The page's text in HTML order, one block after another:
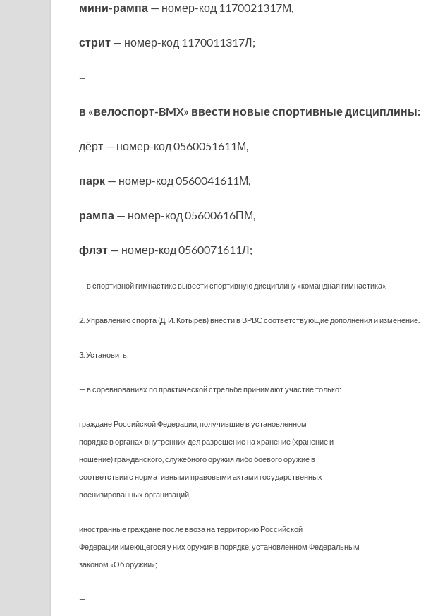
мини-рампа — номер-код 1170021317М,
стрит — номер-код 1170011317Л;
—
в «велоспорт-BMX» ввести новые спортивные дисциплины:
дёрт — номер-код 0560051611М,
парк — номер-код 0560041611М,
рампа — номер-код 05600616ПМ,
флэт — номер-код 0560071611Л;
— в спортивной гимнастике вывести спортивную дисциплину «командная гимнастика».
2. Управлению спорта (Д. И. Котырев) внести в ВРВС соответствующие дополнения и изменение.
3. Установить:
— в соревнованиях по практической стрельбе принимают участие только:
граждане Российской Федерации, получившие в установленном
порядке в органах внутренних дел разрешение на хранение (хранение и
ношение) гражданского, служебного оружия либо боевого оружие в
соответствии с нормативными правовыми актами государственных
военизированных организаций,
иностранные граждане после ввоза на территорию Российской
Федерации имеющегося у них оружия в порядке, установленном Федеральным
законом «Об оружии»;
—